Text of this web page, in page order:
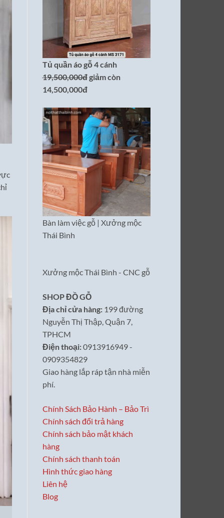
Tủ quần áo gỗ 4 cánh
19,500,000đgiảm còn
14,500,000đ
Bàn làm việc gỗ | Xưởng mộc
Thái Bình
Xưởng mộc Thái Bình - CNC gỗ
SHOP ĐỒ GỖ
Địa chỉ cửa hàng:199 đường
Nguyễn Thị Thập, Quận 7,
TPHCM
Điện thoại:0913916949 -
0909354829
Giao hàng lắp ráp tận nhà miễn
phí.
Chính Sách Bảo Hành – Bảo Trì
Chính sách đổi trả hàng
Chính sách bảo mật khách
hàng
Chính sách thanh toán
Hình thức giao hàng
Liên hệ
Blog